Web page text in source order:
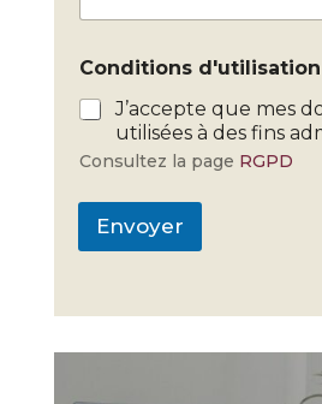
Conditions d'utilisation
J’accepte que mes
utilisées à des fins
Consultez la page RGPD
Envoyer